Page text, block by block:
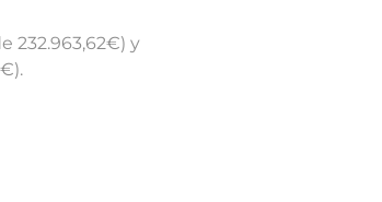
232.963,62€) y